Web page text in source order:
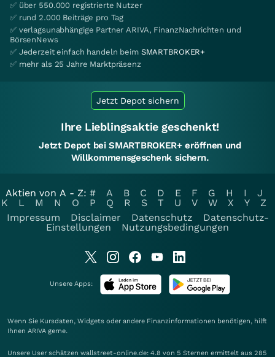
✅ über 550.000 registrierte Nutzer
✅ rund 2.000 Beiträge pro Tag
✅ verlagsunabhängige Partner ARIVA, FinanzNachrichten und
BörsenNews
✅ Jederzeit einfach handeln beim SMARTBROKER+
✅ mehr als 25 Jahre Marktpräsenz
Jetzt Depot sichern
Ihre Lieblingsaktie geschenkt!
Jetzt Depot bei SMARTBROKER+ eröffnen und
Willkommensgeschenk sichern.
Aktien von A - Z: # A B C D E F G H I
J
K
L M N O P Q R S T U V W X Y
Z
Impressum
Disclaimer Datenschutz
Datenschutz-
Einstellungen
Nutzungsbedingungen
Unsere Apps:
Wenn Sie Kursdaten, Widgets oder andere Finanzinformationen benötigen, hilft
Ihnen ARIVA gerne.
Unsere User schätzen wallstreet-online.de: 4.8 von 5 Sternen ermittelt aus 285